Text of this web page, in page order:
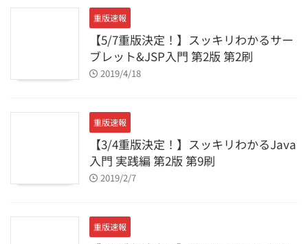
重版速報
【5/7重版決定！】スッキリわかるサー
ブレット&JSP入門 第2版 第2刷
2019/4/18
重版速報
【3/4重版決定！】スッキリわかるJava
入門 実践編 第2版 第9刷
2019/2/7
重版速報